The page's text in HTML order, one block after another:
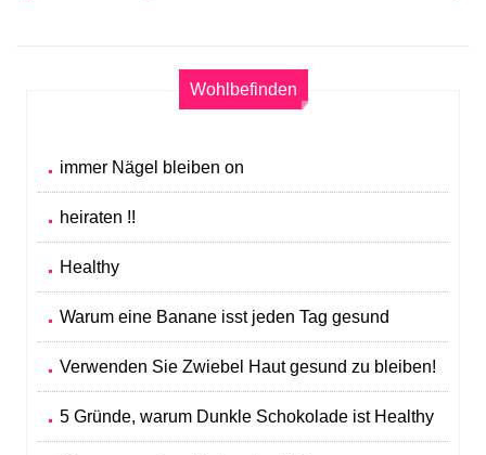
Wohlbefinden
immer Nägel bleiben on
heiraten !!
Healthy
Warum eine Banane isst jeden Tag gesund
Verwenden Sie Zwiebel Haut gesund zu bleiben!
5 Gründe, warum Dunkle Schokolade ist Healthy